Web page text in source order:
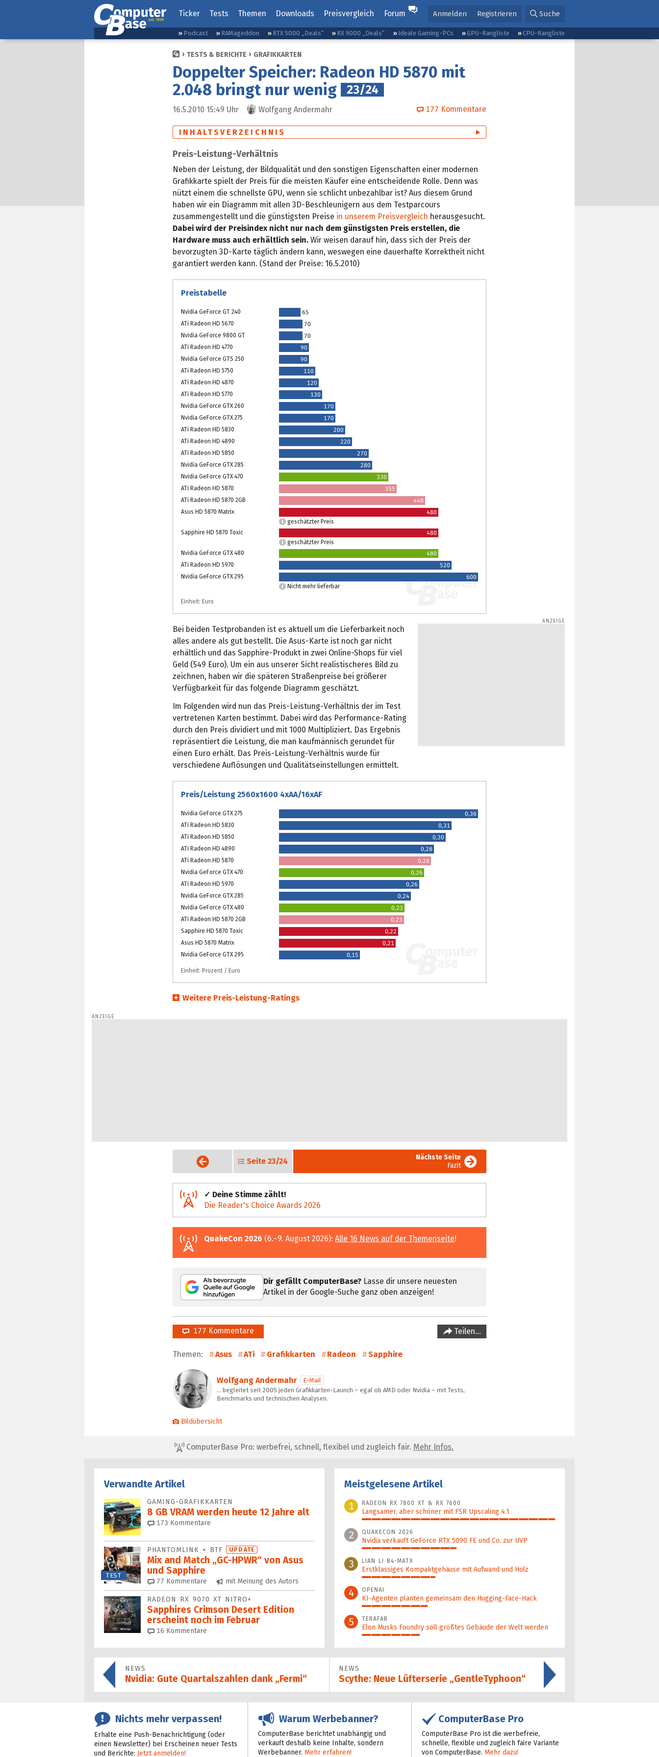
Ticker Tests Themen Downloads Preisvergleich Forum Anmelden Registrieren Suche
Podcast RAMageddon RTX 5000 „Deals“ RX 9000 „Deals“ Ideale Gaming-PCs GPU-Rangliste CPU-Rangliste
TESTS & BERICHTE GRAFIKKARTEN
Doppelter Speicher: Radeon HD 5870 mit
2.048 bringt nur wenig
23/24
16.5.2010 15:49 Uhr Wolfgang Andermahr 177 Kommentare
INHALTSVERZEICHNIS
Preis-Leistung-Verhältnis
Neben der Leistung, der Bildqualität und den sonstigen Eigenschaften einer modernen
Grafikkarte spielt der Preis für die meisten Käufer eine entscheidende Rolle. Denn was
nützt einem die schnellste GPU, wenn sie schlicht unbezahlbar ist? Aus diesem Grund
haben wir ein Diagramm mit allen 3D-Beschleunigern aus dem Testparcours
zusammengestellt und die günstigsten Preise in unserem Preisvergleich herausgesucht.
Dabei wird der Preisindex nicht nur nach dem günstigsten Preis erstellen, die
Hardware muss auch erhältlich sein. Wir weisen darauf hin, dass sich der Preis der
bevorzugten 3D-Karte täglich ändern kann, weswegen eine dauerhafte Korrektheit nicht
garantiert werden kann. (Stand der Preise: 16.5.2010)
Preistabelle
Nvidia GeForce GT 240
65
ATi Radeon HD 5670
70
Nvidia GeForce 9800 GT
70
ATi Radeon HD 4770
90
Nvidia GeForce GTS 250
90
ATi Radeon HD 5750
110
ATi Radeon HD 4870
120
ATi Radeon HD 5770
130
Nvidia GeForce GTX 260
170
Nvidia GeForce GTX 275
170
ATi Radeon HD 5830
200
ATi Radeon HD 4890
220
ATi Radeon HD 5850
270
Nvidia GeForce GTX 285
280
Nvidia GeForce GTX 470
330
ATi Radeon HD 5870
355
ATi Radeon HD 5870 2GB
440
Asus HD 5870 Matrix
480
geschätzter Preis
Sapphire HD 5870 Toxic
480
geschätzter Preis
Nvidia GeForce GTX 480
480
ATi Radeon HD 5970
520
Nvidia GeForce GTX 295
600
Nicht mehr lieferbar
Einheit: Euro
Bei beiden Testprobanden ist es aktuell um die Lieferbarkeit noch
alles andere als gut bestellt. Die Asus-Karte ist noch gar nicht
erhältlich und das Sapphire-Produkt in zwei Online-Shops für viel
Geld (549 Euro). Um ein aus unserer Sicht realistischeres Bild zu
zeichnen, haben wir die späteren Straßenpreise bei größerer
Verfügbarkeit für das folgende Diagramm geschätzt.
Im Folgenden wird nun das Preis-Leistung-Verhältnis der im Test
vertretenen Karten bestimmt. Dabei wird das Performance-Rating
durch den Preis dividiert und mit 1000 Multipliziert. Das Ergebnis
repräsentiert die Leistung, die man kaufmännisch gerundet für
einen Euro erhält. Das Preis-Leistung-Verhältnis wurde für
verschiedene Auflösungen und Qualitätseinstellungen ermittelt.
Preis/Leistung 2560x1600 4xAA/16xAF
Nvidia GeForce GTX 275
0,36
ATi Radeon HD 5830
0,31
ATi Radeon HD 5850
0,30
ATi Radeon HD 4890
0,28
ATi Radeon HD 5870
0,28
Nvidia GeForce GTX 470
0,26
ATi Radeon HD 5970
0,26
Nvidia GeForce GTX 285
0,24
Nvidia GeForce GTX 480
0,23
ATi Radeon HD 5870 2GB
0,23
Sapphire HD 5870 Toxic
0,22
Asus HD 5870 Matrix
0,21
Nvidia GeForce GTX 295
0,15
Einheit: Prozent / Euro
Weitere Preis-Leistung-Ratings
Vorige Seite Seite 23/24
Nächste Seite
Fazit
✓ Deine Stimme zählt!
Die Reader's Choice Awards 2026
QuakeCon 2026 (6.–9. August 2026): Alle 16 News auf der Themenseite!
Dir gefällt ComputerBase? Lasse dir unsere neuesten
Artikel in der Google-Suche ganz oben anzeigen!
177 Kommentare Teilen…
Themen: Asus ATi Grafikkarten Radeon Sapphire
Wolfgang Andermahr
E-Mail
… begleitet seit 2005 jeden Grafikkarten-Launch – egal ob AMD oder Nvidia – mit Tests,
Benchmarks und technischen Analysen.
Bildübersicht
ComputerBase Pro: werbefrei, schnell, flexibel und zugleich fair. Mehr Infos.
Verwandte Artikel
GAMING-GRAFIKKARTEN
8 GB VRAM werden heute 12 Jahre alt
173 Kommentare
TEST
PHANTOMLINK × BTF UPDATE
Mix and Match „GC-HPWR“ von Asus
und Sapphire
77 Kommentare mit Meinung des Autors
RADEON RX 9070 XT NITRO+
Sapphires Crimson Desert Edition
erscheint noch im Februar
16 Kommentare
Meistgelesene Artikel
1
RADEON RX 7800 XT & RX 7600
Langsamer, aber schöner mit FSR Upscaling 4.1
100%
2 QUAKECON 2026
Nvidia verkauft GeForce RTX 5090 FE und Co. zur UVP
49%
3 LIAN LI B4-MATX
Erstklassiges Kompaktgehäuse mit Aufwand und Holz
38%
4 OPENAI
KI-Agenten planten gemein­sam den Hugging-Face-Hack
34%
5 TERAFAB
Elon Musks Foundry soll größ­tes Gebäude der Welt werden
30%
NEWS
Nvidia: Gute Quartalszahlen dank „Fermi“
NEWS
Scythe: Neue Lüfterserie „GentleTyphoon“
Nichts mehr verpassen!
Erhalte eine Push-Benachrichtigung (oder
einen Newsletter) bei Erscheinen neuer Tests
und Berichte: Jetzt anmelden!
Warum Werbebanner?
ComputerBase berichtet unabhängig und
verkauft deshalb keine Inhalte, sondern
Werbebanner. Mehr erfahren!
ComputerBase Pro
ComputerBase Pro ist die werbefreie,
schnelle, flexible und zugleich faire Variante
von ComputerBase. Mehr dazu!